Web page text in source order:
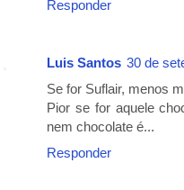
Responder
Luis Santos 30 de
Se for Suflair, menos
Pior se for aquele
nem chocolate é...
Responder